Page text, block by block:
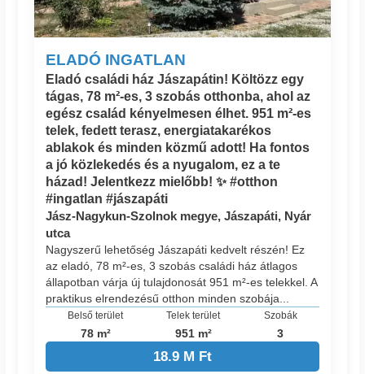
ELADÓ INGATLAN
Eladó családi ház Jászapátin! Költözz egy
tágas, 78 m²-es, 3 szobás otthonba, ahol az
egész család kényelmesen élhet. 951 m²-es
telek, fedett terasz, energiatakarékos
ablakok és minden közmű adott! Ha fontos
a jó közlekedés és a nyugalom, ez a te
házad! Jelentkezz mielőbb! ✨ #otthon
#ingatlan #jászapáti
Jász-Nagykun-Szolnok megye, Jászapáti, Nyár
utca
Nagyszerű lehetőség Jászapáti kedvelt részén! Ez
az eladó, 78 m²-es, 3 szobás családi ház átlagos
állapotban várja új tulajdonosát 951 m²-es telekkel. A
praktikus elrendezésű otthon minden szobája...
Belső terület
78 m²
Telek terület
951 m²
Szobák
3
18.9 M Ft